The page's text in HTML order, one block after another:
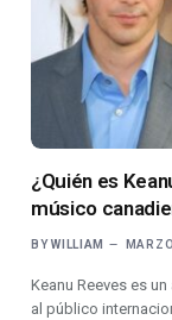
¿Quién es
músico
BY WILLIAM
Keanu Reeves es
al público